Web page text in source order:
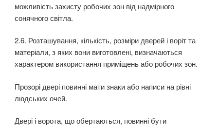
можливість захисту робочих зон від над­мірного
сонячного світла.
2.6. Розташування, кількість, розміри дверей і воріт та
матеріали, з яких вони виготовлені, визначаються
характером використання приміщень або робочих зон.
Прозорі двері повинні мати знаки або написи на рівні
людських очей.
Двері і ворота, що обертаються, повинні бути